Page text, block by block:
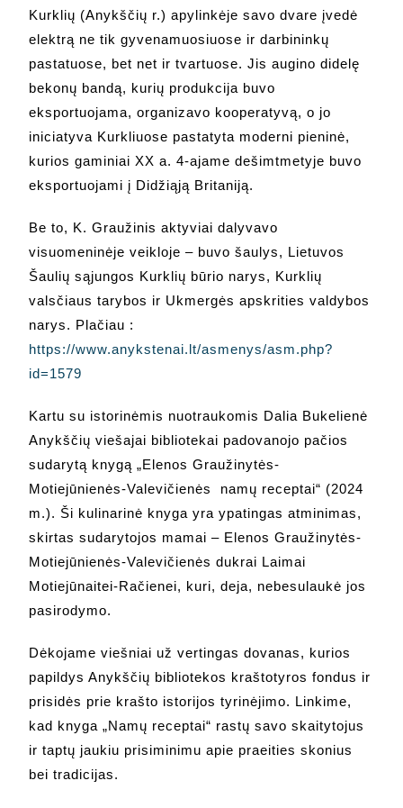
Kurklių (Anykščių r.) apylinkėje savo dvare įvedė
elektrą ne tik gyvenamuosiuose ir darbininkų
pastatuose, bet net ir tvartuose. Jis augino didelę
bekonų bandą, kurių produkcija buvo
eksportuojama, organizavo kooperatyvą, o jo
iniciatyva Kurkliuose pastatyta moderni pieninė,
kurios gaminiai XX a. 4-ajame dešimtmetyje buvo
eksportuojami į Didžiąją Britaniją.
Be to, K. Graužinis aktyviai dalyvavo
visuomeninėje veikloje – buvo šaulys, Lietuvos
Šaulių sąjungos Kurklių būrio narys, Kurklių
valsčiaus tarybos ir Ukmergės apskrities valdybos
narys. Plačiau :
https://www.anykstenai.lt/asmenys/asm.php?
id=1579
Kartu su istorinėmis nuotraukomis Dalia Bukelienė
Anykščių viešajai bibliotekai padovanojo pačios
sudarytą knygą „Elenos Graužinytės-
Motiejūnienės-Valevičienės namų receptai“ (2024
m.). Ši kulinarinė knyga yra ypatingas atminimas,
skirtas sudarytojos mamai – Elenos Graužinytės-
Motiejūnienės-Valevičienės dukrai Laimai
Motiejūnaitei-Račienei, kuri, deja, nebesulaukė jos
pasirodymo.
Dėkojame viešniai už vertingas dovanas, kurios
papildys Anykščių bibliotekos kraštotyros fondus ir
prisidės prie krašto istorijos tyrinėjimo. Linkime,
kad knyga „Namų receptai“ rastų savo skaitytojus
ir taptų jaukiu prisiminimu apie praeities skonius
bei tradicijas.